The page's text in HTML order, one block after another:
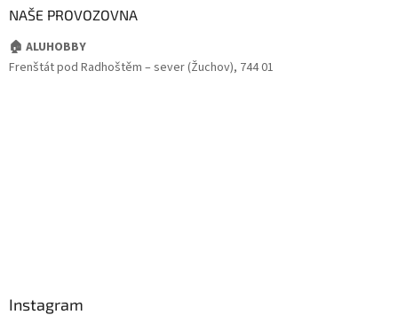
NAŠE PROVOZOVNA
🏠 ALUHOBBY
Frenštát pod Radhoštěm – sever (Žuchov), 744 01
Instagram